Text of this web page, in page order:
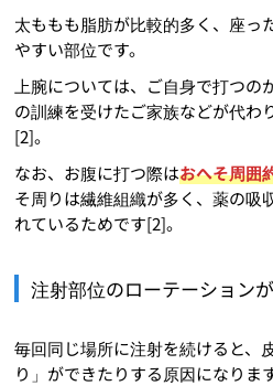
太ももも脂肪が比較的多く、座っ
やすい部位です。
上腕については、ご自身で打つ
の訓練を受けたご家族などが代わ
[2]。
なお、お腹に打つ際はおへそ周囲
そ周りは繊維組織が多く、薬の吸
れているためです[2]。
注射部位のローテーション
毎回同じ場所に注射を続けると、
り」ができたりする原因になります